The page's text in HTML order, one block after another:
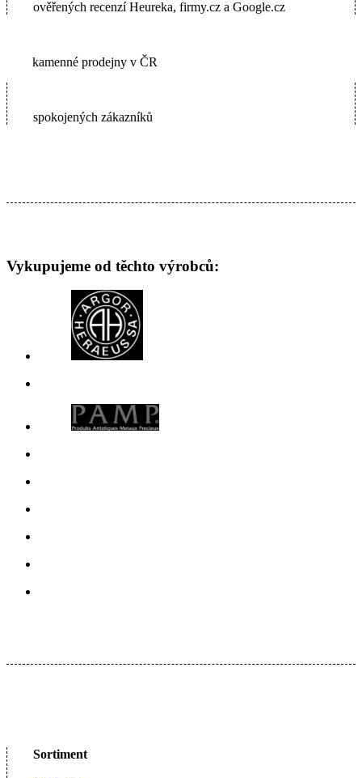
ověřených recenzí Heureka, firmy.cz a Google.cz
kamenné prodejny v ČR
spokojených zákazníků
Vykupujeme od těchto výrobců:
Sortiment